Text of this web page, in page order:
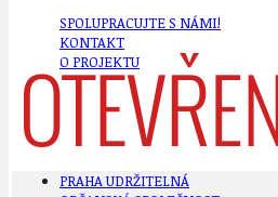
SPOLUPRACUJTE S NÁMI!
KONTAKT
O PROJEKTU
PRAHA UDRŽITELNÁ